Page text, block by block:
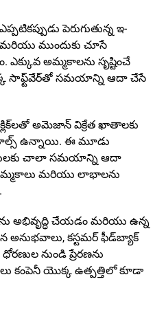
పెరుగుతున్న ఇ-
ముందుకు చూసే
అమ్మకాలను సృష్టించే
సాఫ్ట్‌వేర్‌తో సమయాన్ని ఆదా చేసే
అమెజాన్ విక్రేత ఖాతాలకు
ఉన్నాయి. ఈ మూడు
చాలా సమయాన్ని ఆదా
మరియు లాభాలను
అభివృద్ధి చేయడం మరియు ఉన్న
అనుభవాలు, కస్టమర్ ఫీడ్‌బ్యాక్
నుండి ప్రేరణను
కంపెనీ యొక్క ఉత్పత్తిలో కూడా